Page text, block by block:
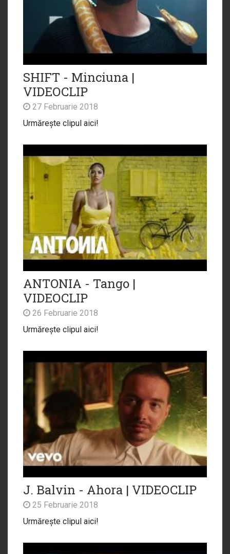
SHIFT - Minciuna |
VIDEOCLIP
27 Februarie 2018
Urmărește clipul aici!
ANTONIA - Tango |
VIDEOCLIP
26 Februarie 2018
Urmărește clipul aici!
J. Balvin - Ahora | VIDEOCLIP
25 Februarie 2018
Urmărește clipul aici!